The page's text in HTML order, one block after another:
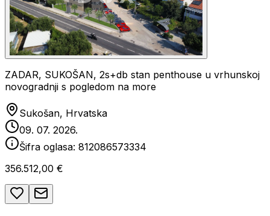
ZADAR, SUKOŠAN, 2s+db stan penthouse u vrhunskoj
novogradnji s pogledom na more
Sukošan, Hrvatska
09. 07. 2026.
Šifra oglasa: 812086573334
356.512,00 €